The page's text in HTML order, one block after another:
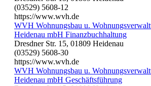
(03529) 5608-12
https://www.wvh.de
WVH Wohnungsbau u.
Heidenau mbH Finanzbuchhaltung
Dresdner Str. 15, 01809 Heidenau
(03529) 5608-30
https://www.wvh.de
WVH Wohnungsbau u.
Heidenau mbH Geschäftsführung